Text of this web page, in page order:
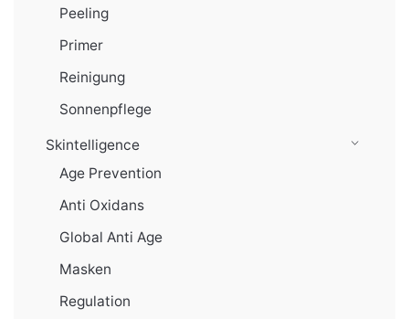
Peeling
Primer
Reinigung
Sonnenpflege
Skintelligence
Age Prevention
Anti Oxidans
Global Anti Age
Masken
Regulation